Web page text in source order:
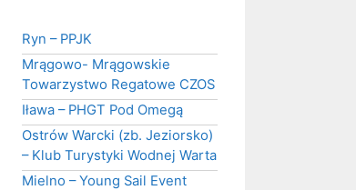
Ryn – PPJK
Mrągowo- Mrągowskie
Towarzystwo Regatowe CZOS
Iława – PHGT Pod Omegą
Ostrów Warcki (zb. Jeziorsko)
– Klub Turystyki Wodnej Warta
Mielno – Young Sail Event